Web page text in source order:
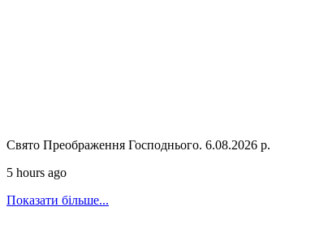
Свято Преображення Господнього. 6.08.2026 р.
5 hours ago
Показати більше...